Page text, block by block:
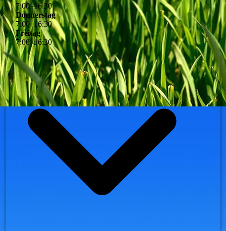
7:00–16:30
Donnerstag
7:00–16:30
Freitag
7:00–16:30